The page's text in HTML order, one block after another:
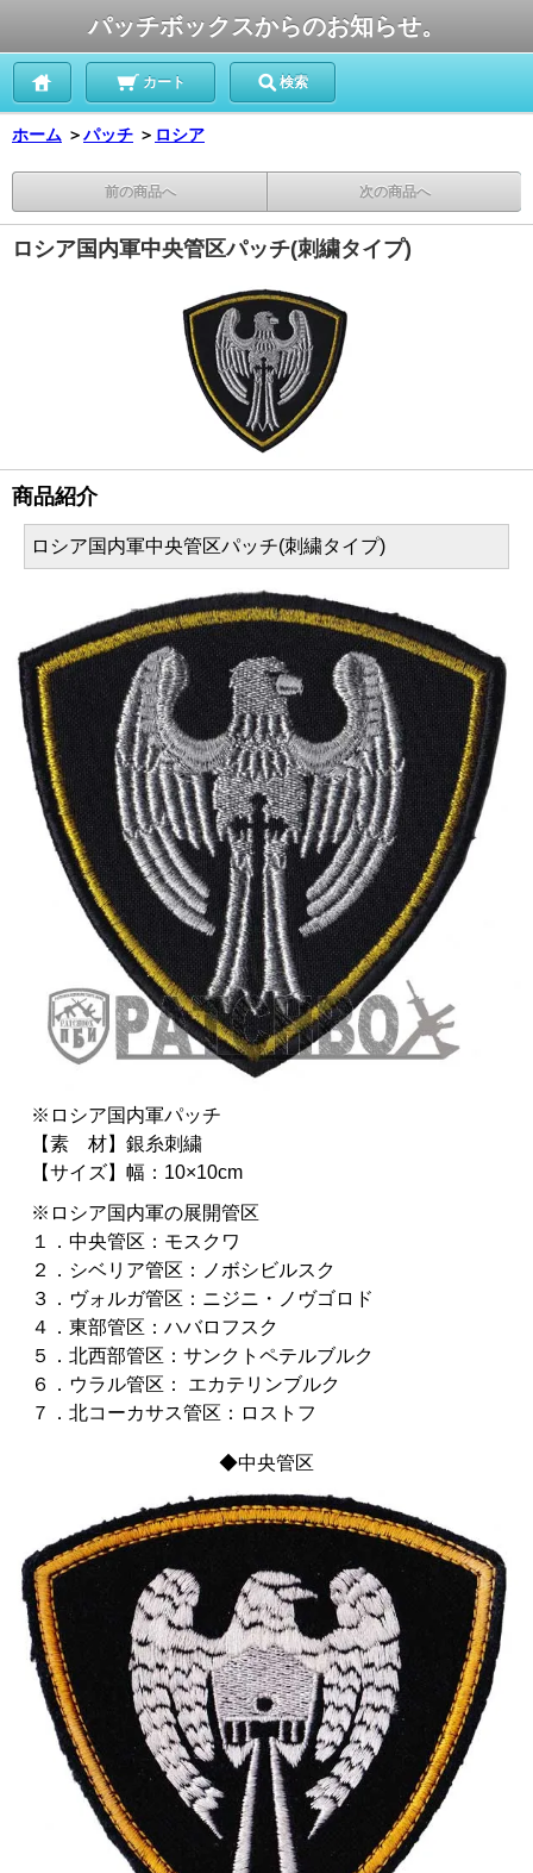
パッチボックスからのお知らせ。
カート 検索
ホーム ＞パッチ ＞ ロシア
前の商品へ 次の商品へ
ロシア国内軍中央管区パッチ(刺繍タイプ)
商品紹介
ロシア国内軍中央管区パッチ(刺繍タイプ)
※ロシア国内軍パッチ
【素 材】銀糸刺繍
【サイズ】幅：10×10cm
※ロシア国内軍の展開管区
１．中央管区：モスクワ
２．シベリア管区：ノボシビルスク
３．ヴォルガ管区：ニジニ・ノヴゴロド
４．東部管区：ハバロフスク
５．北西部管区：サンクトペテルブルク
６．ウラル管区： エカテリンブルク
７．北コーカサス管区：ロストフ
◆中央管区